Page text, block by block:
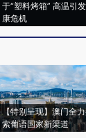
于“塑料烤箱” 高温引
康危机
【特别呈现】澳门全
索葡语国家新渠道